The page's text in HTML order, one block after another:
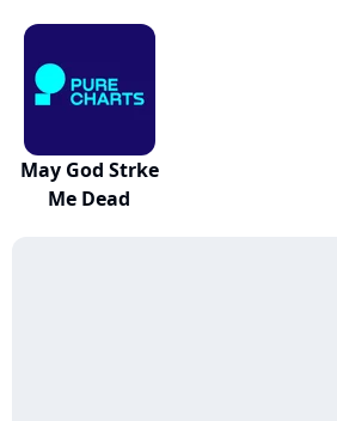
May God Strke
Me Dead